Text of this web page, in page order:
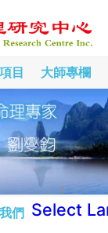
目 大師專欄
們 Select